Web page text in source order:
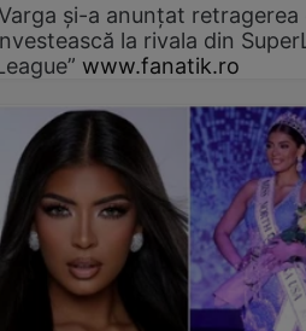
și-a anunțat retragerea
la rivala din
www.fanatik.ro